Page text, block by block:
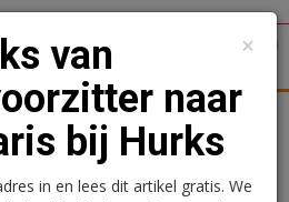
Kantoren
×
van
naar
bij Hurks
in en lees dit artikel gratis. We